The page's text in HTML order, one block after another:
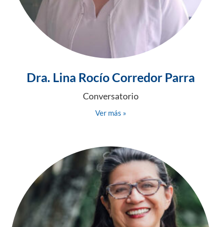
Dra. Lina Rocío Corredor Parra
Conversatorio
Ver más »